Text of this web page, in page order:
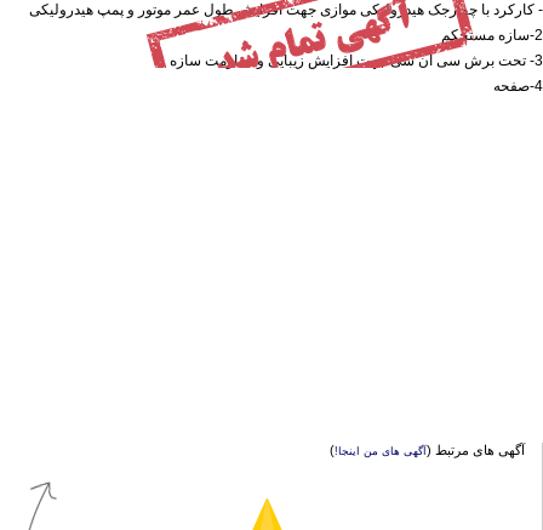
- کارکرد با چهارجک هیدرولیکی موازی جهت افزایش طول عمر موتور و پمپ هیدرولیکی
2-سازه مستحکم
3- تحت برش سی ان سی جهت افزایش زیبایی و مقاومت سازه
4-صفحه
آگهی های مرتبط (آگهی های من اینجا!)